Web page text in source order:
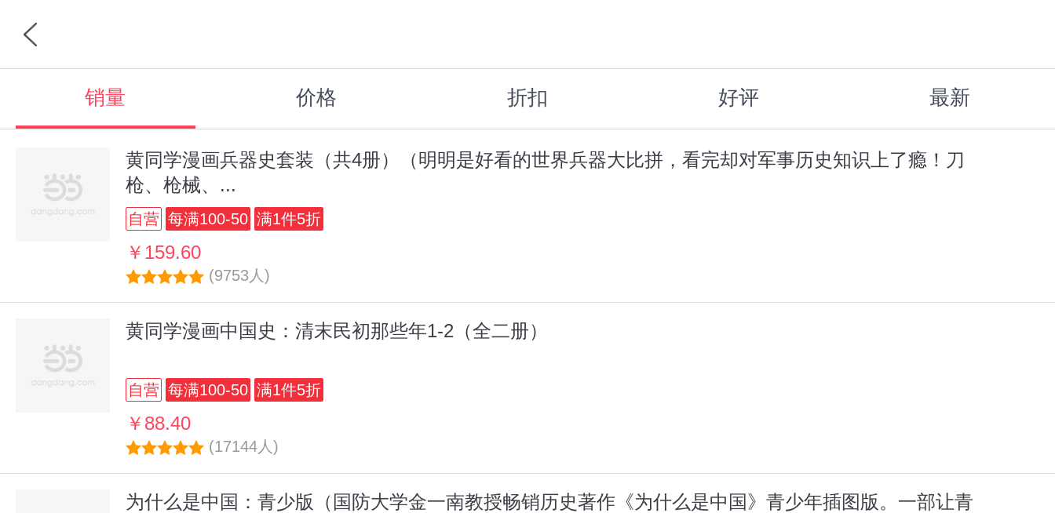
销量 价格 折扣 好评 最新
黄同学漫画兵器史套装（共4册）（明明是好看的世界兵器大比拼，看完却对军事历史知识上了瘾！刀
枪、枪械、...
自营 每满100-50 满1件5折
￥159.60
(9753人)
黄同学漫画中国史：清末民初那些年1-2（全二册）
自营 每满100-50 满1件5折
￥88.40
(17144人)
为什么是中国：青少版（国防大学金一南教授畅销历史著作《为什么是中国》青少年插图版。一部让青